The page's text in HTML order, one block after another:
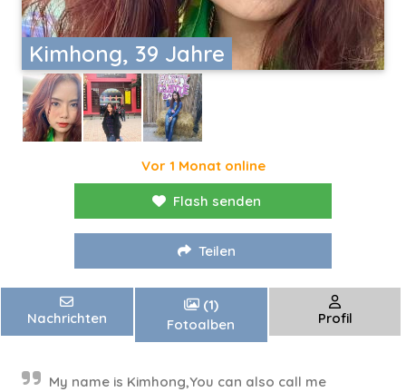
Kimhong, 39 Jahre
Vor 1 Monat online
Flash senden
Teilen
Nachrichten
(1)
Fotoalben
Profil
My name is Kimhong,You can also call me